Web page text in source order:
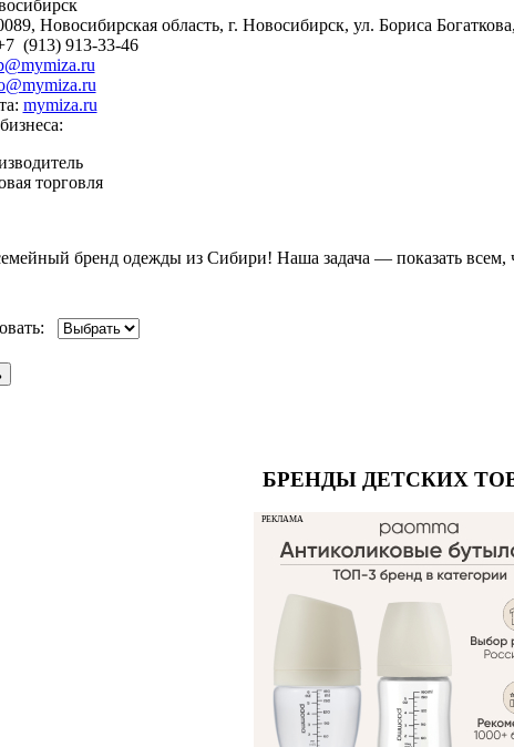
Новосибирская область, г. Новосибирск, ул. Бориса
(913)913-33-46
mymiza.ru
торговля
бренд одежды из Сибири! Наша задача — показать всем,
БРЕНДЫ ДЕТСКИХ
РЕКЛАМА